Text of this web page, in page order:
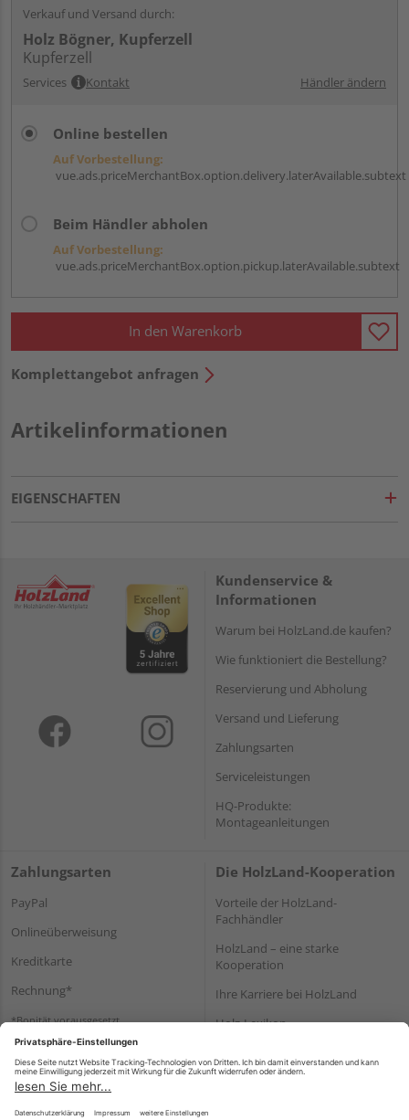
Verkauf und Versand durch:
Holz Bögner, Kupferzell
Kupferzell
Services Kontakt Händler ändern
Online bestellen
Auf Vorbestellung:
vue.ads.priceMerchantBox.option.delivery.laterAvailable.subtext
Beim Händler abholen
Auf Vorbestellung:
vue.ads.priceMerchantBox.option.pickup.laterAvailable.subtext
In den Warenkorb
Komplettangebot anfragen
Artikelinformationen
EIGENSCHAFTEN
Kundenservice &
Informationen
Warum bei HolzLand.de kaufen?
Wie funktioniert die Bestellung?
Reservierung und Abholung
Versand und Lieferung
Zahlungsarten
Serviceleistungen
HQ-Produkte:
Montageanleitungen
Zahlungsarten
PayPal
Onlineüberweisung
Kreditkarte
Rechnung*
*Bonität vorausgesetzt
Die HolzLand-Kooperation
Vorteile der HolzLand-
Fachhändler
HolzLand – eine starke
Kooperation
Ihre Karriere bei HolzLand
Holz-Lexikon